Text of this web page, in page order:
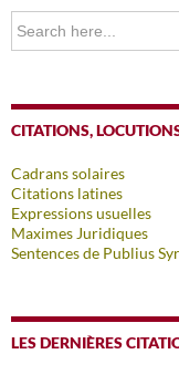
Search
for:
CITATIONS,
Cadrans solaires
Citations latines
Expressions usuelles
Maximes Juridiques
Sentences de Publius
LES DERNIÈRES